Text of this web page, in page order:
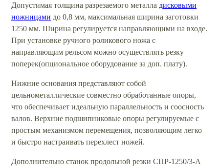
Допустимая толщина разрезаемого металла дисковыми
ножницами до 0,8 мм, максимальная ширина заготовки
1250 мм. Ширина регулируется направляющими на входе.
При установке ручного роликового ножа с
направляющим рельсом можно осуществлять резку
поперек(опциональное оборудование за доп. плату).
Нижние основания представляют собой
цельнометаллические совместно обработанные опоры,
что обеспечивает идеальную параллельность и соосность
валов. Верхние подшипниковые опоры регулируемые с
простым механизмом перемещения, позволяющим легко
и быстро настраивать перехлест ножей.
Дополнительно станок продольной резки СПР-1250/3-А